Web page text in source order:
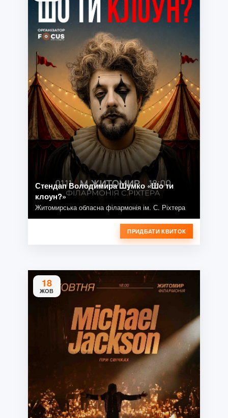
Стендап Володимира Шумко «Шо ти
клоун?»
Житомирська обласна філармонія ім. С. Ріхтера
ПРИДБАТИ КВИТОК
18
ЖОВ